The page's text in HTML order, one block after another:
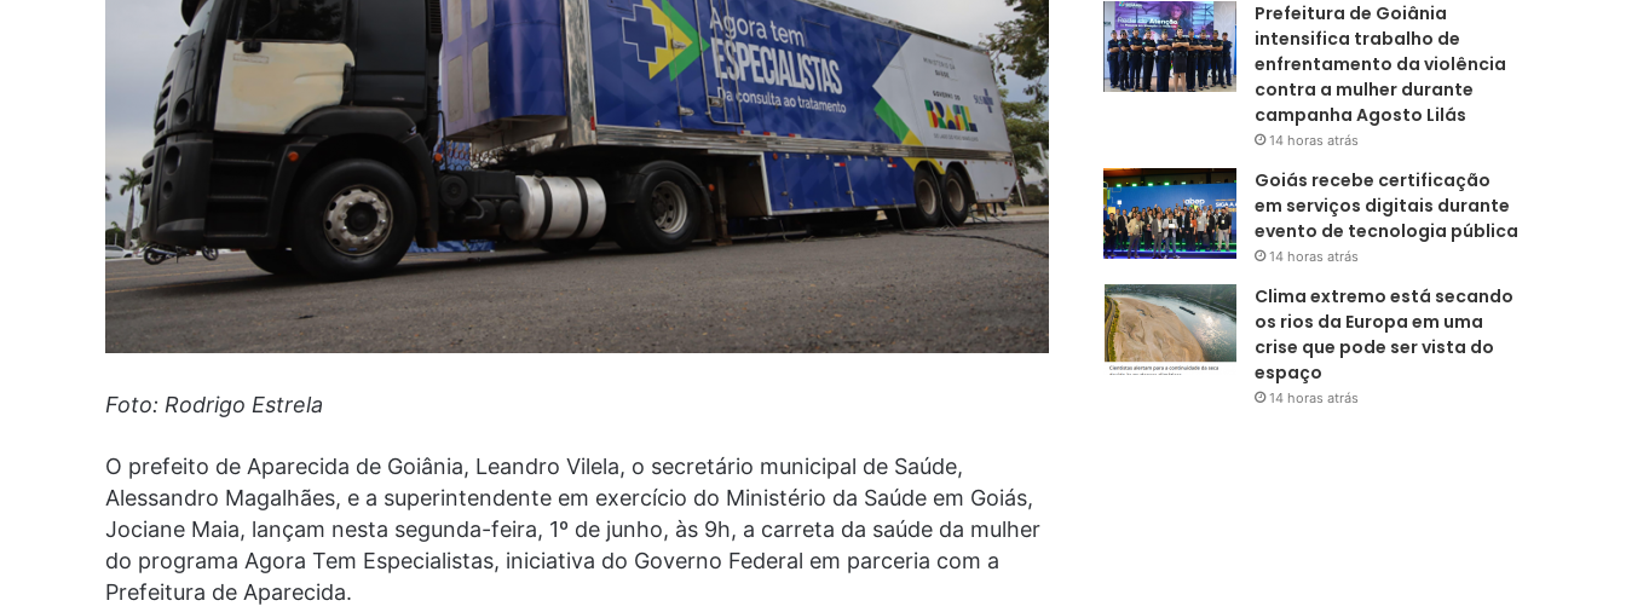
Foto: Rodrigo Estrela
O prefeito de Aparecida de Goiânia, Leandro Vilela, o secretário municipal de Saúde,
Alessandro Magalhães, e a superintendente em exercício do Ministério da Saúde em Goiás,
Jociane Maia, lançam nesta segunda-feira, 1º de junho, às 9h, a carreta da saúde da mulher
do programa Agora Tem Especialistas, iniciativa do Governo Federal em parceria com a
Prefeitura de Aparecida.
Prefeitura de Goiânia
intensifica trabalho de
enfrentamento da violência
contra a mulher durante
campanha Agosto Lilás
14 horas atrás
Goiás recebe certificação
em serviços digitais durante
evento de tecnologia pública
14 horas atrás
Clima extremo está secando
os rios da Europa em uma
crise que pode ser vista do
espaço
14 horas atrás